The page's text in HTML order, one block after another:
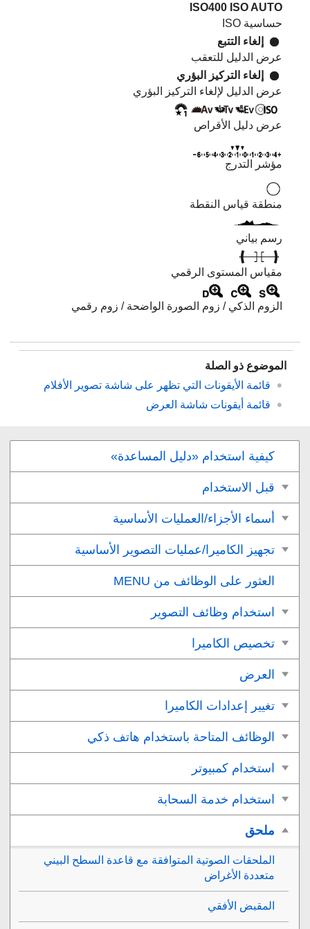
ISO400 ISO AUTO
حساسية ISO
إلغاء التتبع
عرض الدليل للتعقب
إلغاء التركيز البؤري
عرض الدليل لإلغاء التركيز البؤري
عرض دليل الأقراص
مؤشر التدرج
منطقة قياس النقطة
رسم بياني
مقياس المستوى الرقمي
الزوم الذكي / زوم الصورة الواضحة / زوم رقمي
الموضوع ذو الصلة
قائمة الأيقونات التي تظهر على شاشة تصوير الأفلام
قائمة أيقونات شاشة العرض
كيفية استخدام «دليل المساعدة»
قبل الاستخدام
أسماء الأجزاء/العمليات الأساسية
تجهيز الكاميرا/عمليات التصوير الأساسية
العثور على الوظائف من MENU
استخدام وظائف التصوير
تخصيص الكاميرا
العرض
تغيير إعدادات الكاميرا
الوظائف المتاحة باستخدام هاتف ذكي
استخدام كمبيوتر
استخدام خدمة السحابة
ملحق
الملحقات الصوتية المتوافقة مع قاعدة السطح البيني
متعددة الأغراض
المقبض الأفقي